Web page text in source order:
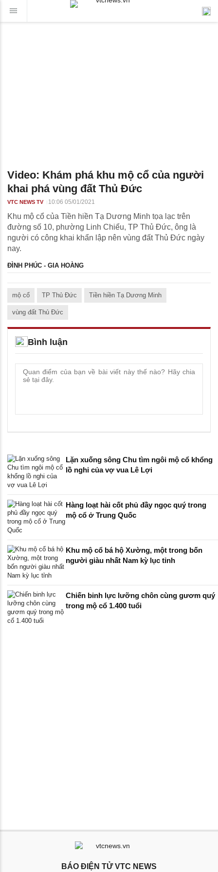
Video: Khám phá khu mộ cổ của người
khai phá vùng đất Thủ Đức
VTC NEWS TV 10:06 05/01/2021
Khu mộ cổ của Tiền hiền Tạ Dương Minh tọa lạc trên
đường số 10, phường Linh Chiểu, TP Thủ Đức, ông là
người có công khai khẩn lập nên vùng đất Thủ Đức ngày
nay.
ĐÌNH PHÚC - GIA HOÀNG
mộ cổ TP Thủ Đức Tiền hiền Tạ Dương Minh
vùng đất Thủ Đức
Bình luận
Lặn xuống sông Chu tìm ngôi mộ cổ khổng
lồ nghi của vợ vua Lê Lợi
Hàng loạt hài cốt phủ đầy ngọc quý trong
mộ cổ ở Trung Quốc
Khu mộ cổ bá hộ Xường, một trong bốn
người giàu nhất Nam kỳ lục tỉnh
Chiến binh lực lưỡng chôn cùng gươm quý
trong mộ cổ 1.400 tuổi
BÁO ĐIỆN TỬ VTC NEWS